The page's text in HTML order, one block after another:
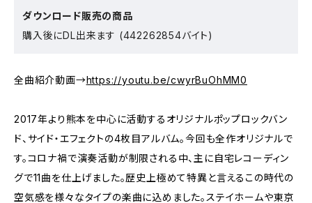
ダウンロード販売の商品
購入後にDL出来ます (442262854バイト)
全曲紹介動画→https://youtu.be/cwyrBuOhMM0
2017年より熊本を中心に活動するオリジナルポップロックバン
ド、サイド・エフェクトの4枚目アルバム。今回も全作オリジナルで
す。コロナ禍で演奏活動が制限される中、主に自宅レコーディン
グで11曲を仕上げました。歴史上極めて特異と言えるこの時代の
空気感を様々なタイプの楽曲に込めました。ステイホームや東京